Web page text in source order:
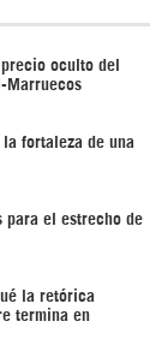
oculto del
Marruecos
la fortaleza de una
para el estrecho de
la retórica
termina en